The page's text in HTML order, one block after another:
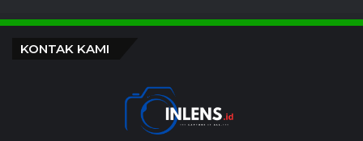
KONTAK KAMI